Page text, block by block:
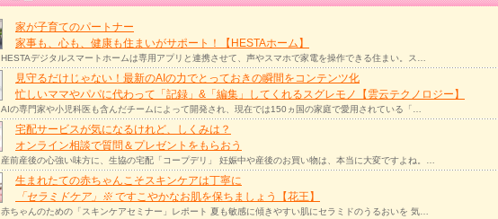
家が子育てのパートナー
家事も、心も、健康も住まいがサポート！【HESTAホーム】
HESTAデジタルスマートホームは専用アプリと連携させて、声やスマホで家電を操作できる住まい。ス…
見守るだけじゃない！最新のAIの力でとっておきの瞬間をコンテンツ化
忙しいママやパパに代わって「記録」&「編集」してくれるスグレモノ【雲云テクノロジー】
AIの専門家や小児科医も含んだチームによって開発され、現在では150ヵ国の家庭で愛用されている「…
宅配サービスが気になるけれど、しくみは？
オンライン相談で質問＆プレゼントをもらおう
産前産後の心強い味方に、生協の宅配「コープデリ」 妊娠中や産後のお買い物は、本当に大変ですよね。…
生まれたての赤ちゃんこそスキンケアは丁寧に
「セラミドケア」 ※ですこやかなお肌を保ちましょう【花王】
赤ちゃんのための「スキンケアセミナー」レポート 夏も敏感に傾きやすい肌にセラミドのうるおいを 気…